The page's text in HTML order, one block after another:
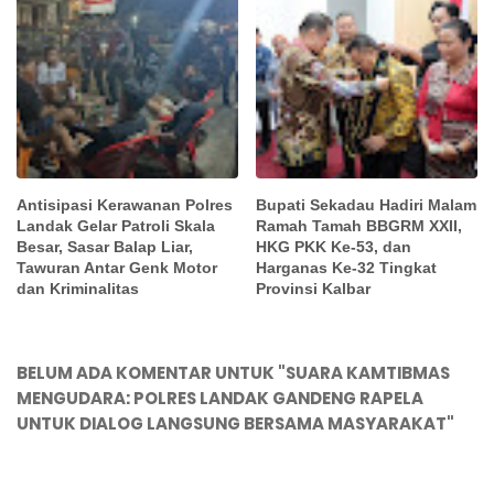
Antisipasi Kerawanan Polres
Landak Gelar Patroli Skala
Besar, Sasar Balap Liar,
Tawuran Antar Genk Motor
dan Kriminalitas
Bupati Sekadau Hadiri Malam
Ramah Tamah BBGRM XXII,
HKG PKK Ke-53, dan
Harganas Ke-32 Tingkat
Provinsi Kalbar
BELUM ADA KOMENTAR UNTUK "SUARA KAMTIBMAS
MENGUDARA: POLRES LANDAK GANDENG RAPELA
UNTUK DIALOG LANGSUNG BERSAMA MASYARAKAT"